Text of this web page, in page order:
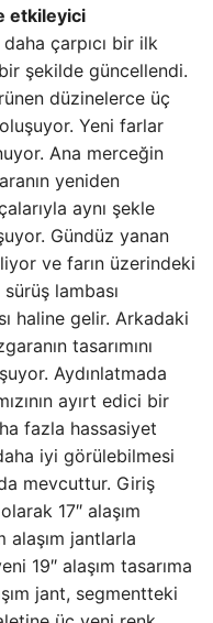
etkileyici
çarpıcı bir ilk
şekilde güncellendi.
düzinelerce üç
Yeni farlar
Ana merceğin
yeniden
aynı şekle
Gündüz yanan
ve farın üzerindeki
lambası
haline gelir. Arkadaki
tasarımını
Aydınlatmada
ayırt edici bir
fazla hassasiyet
iyi görülebilmesi
mevcuttur. Giriş
17″ alaşım
alaşım jantlarla
19″ alaşım tasarıma
jant, segmentteki